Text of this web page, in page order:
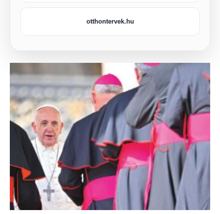
otthontervek.hu